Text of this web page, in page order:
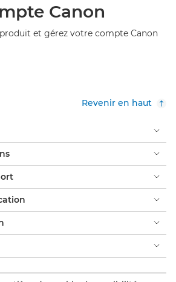
Canon
et gérez votre compte Canon
Revenir en haut